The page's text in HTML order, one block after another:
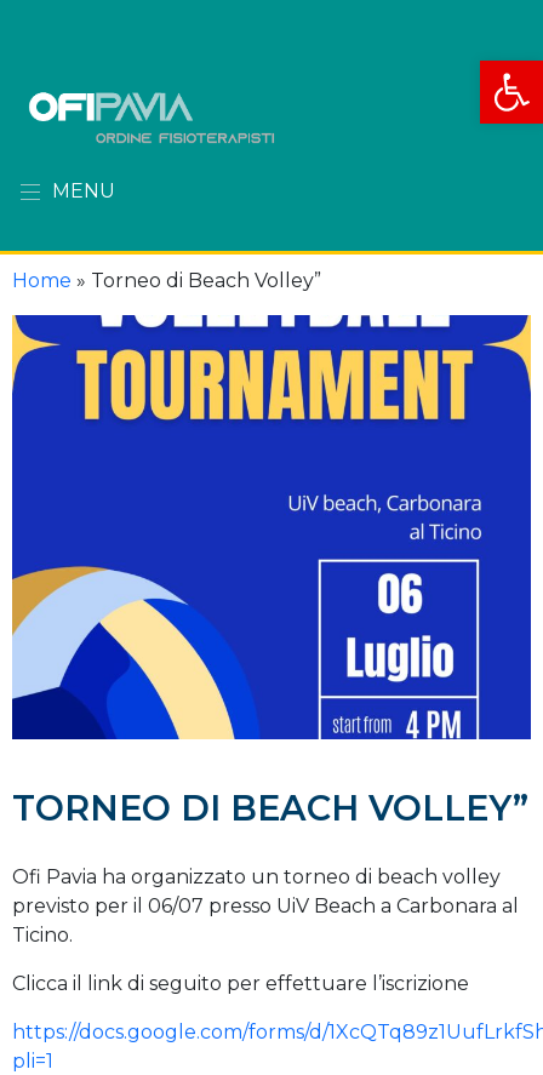
Apri
MENU
Home » Torneo di Beach Volley”
TORNEO DI BEACH VOLLEY”
Ofi Pavia ha organizzato un torneo di beach volley
previsto per il 06/07 presso UiV Beach a Carbonara al
Ticino.
Clicca il link di seguito per effettuare l’iscrizione
https://docs.google.com/forms/d/
pli=1